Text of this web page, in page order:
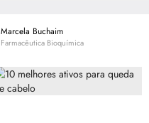
Marcela Buchaim
Farmacêutica Bioquímica